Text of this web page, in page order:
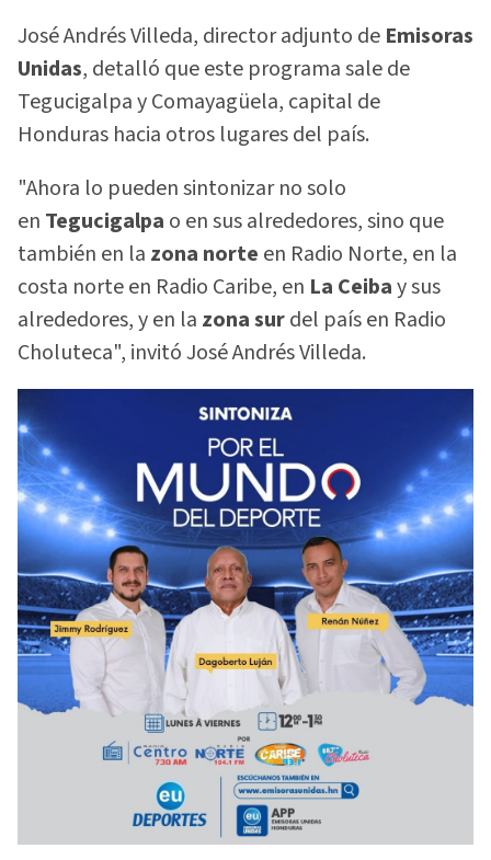
José Andrés Villeda, director adjunto de Emisoras
Unidas, detalló que este programa sale de
Tegucigalpa y Comayagüela, capital de
Honduras hacia otros lugares del país.
"Ahora lo pueden sintonizar no solo
en Tegucigalpa o en sus alrededores, sino que
también en la zona norte en Radio Norte, en la
costa norte en Radio Caribe, en La Ceibay sus
alrededores, y en la zona surdel país en Radio
Choluteca", invitó José Andrés Villeda.